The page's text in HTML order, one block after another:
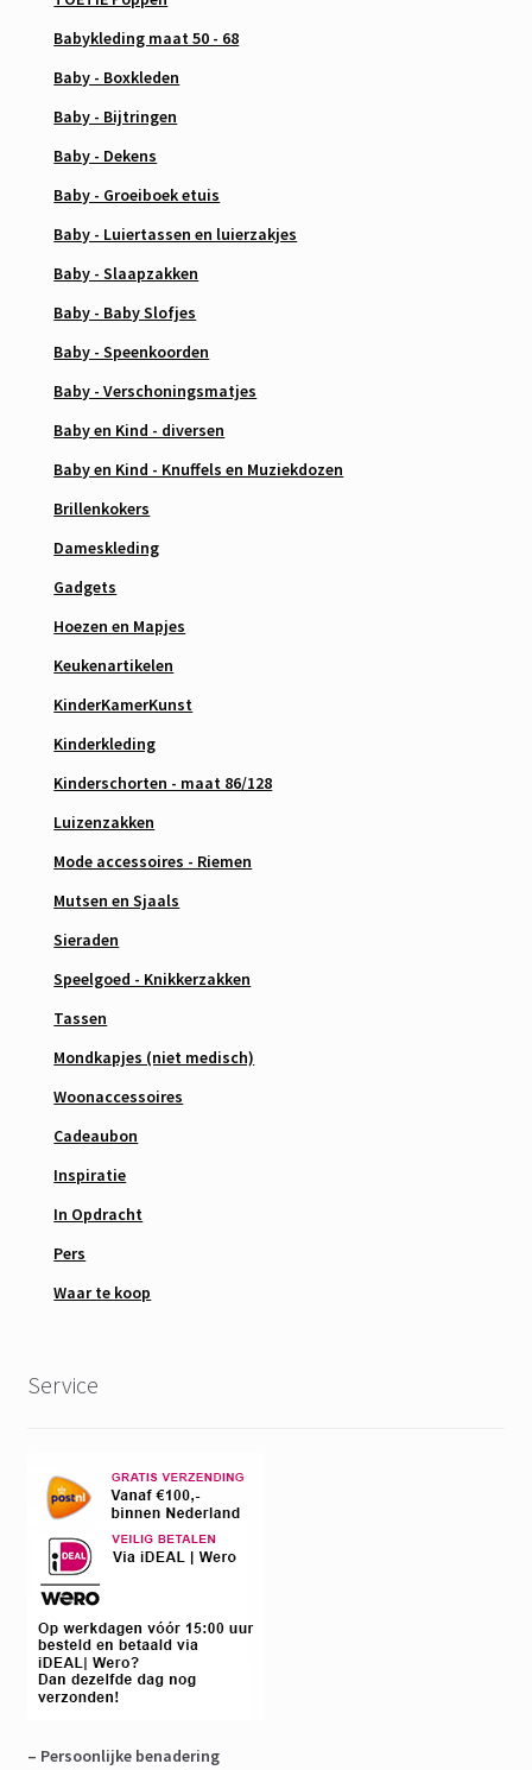
Babykleding maat 50 - 68
Baby - Boxkleden
Baby - Bijtringen
Baby - Dekens
Baby - Groeiboek etuis
Baby - Luiertassen en luierzakjes
Baby - Slaapzakken
Baby - Baby Slofjes
Baby - Speenkoorden
Baby - Verschoningsmatjes
Baby en Kind - diversen
Baby en Kind - Knuffels en Muziekdozen
Brillenkokers
Dameskleding
Gadgets
Hoezen en Mapjes
Keukenartikelen
KinderKamerKunst
Kinderkleding
Kinderschorten - maat 86/128
Luizenzakken
Mode accessoires - Riemen
Mutsen en Sjaals
Sieraden
Speelgoed - Knikkerzakken
Tassen
Mondkapjes (niet medisch)
Woonaccessoires
Cadeaubon
Inspiratie
In Opdracht
Pers
Waar te koop
Service
– Persoonlijke benadering